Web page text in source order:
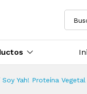
Soy Yah! Proteína